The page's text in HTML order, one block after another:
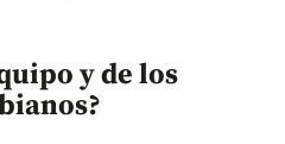
y de los